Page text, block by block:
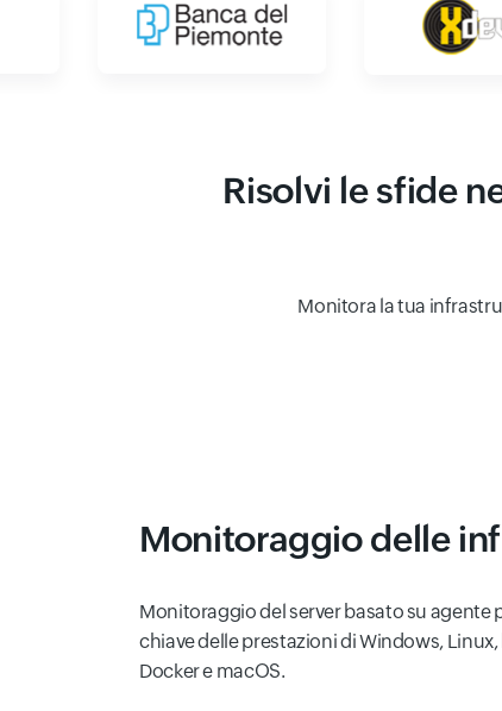
Risolvi le sfide
Monitora la tua
Monitoraggio delle
Monitoraggio del server basato su agente
chiave delle prestazioni di Windows, Linux,
Docker e macOS.